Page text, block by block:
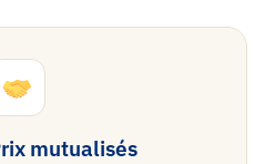
mutualisés